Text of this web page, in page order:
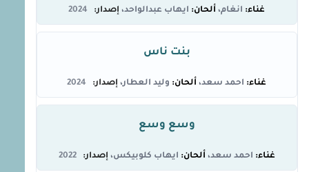
انغام ايهاب عبدالواحد 2024
بنت ناس
احمد سعد وليد العطار 2024
وسع وسع
احمد سعد ايهاب كلوبيكس 2022